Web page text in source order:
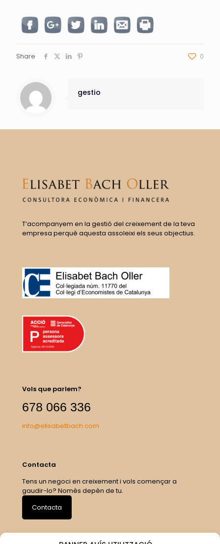
Share 0
gestio
T’acompanyem en la gestió del creixement de la teva
empresa perquè aquesta assoleixi els seus objectius.
Vols que parlem?
678 066 336
info@elisabetbach.com
Contacta
Tens un negoci en creixement i vols començar a
gaudir-lo? Només depèn de tu.
Contacta